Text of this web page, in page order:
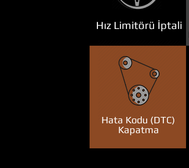
Hız Limitörü İptali
Hata Kodu (DTC)
Kapatma